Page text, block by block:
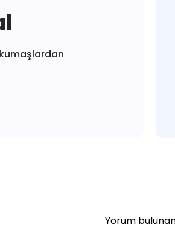
Yorum